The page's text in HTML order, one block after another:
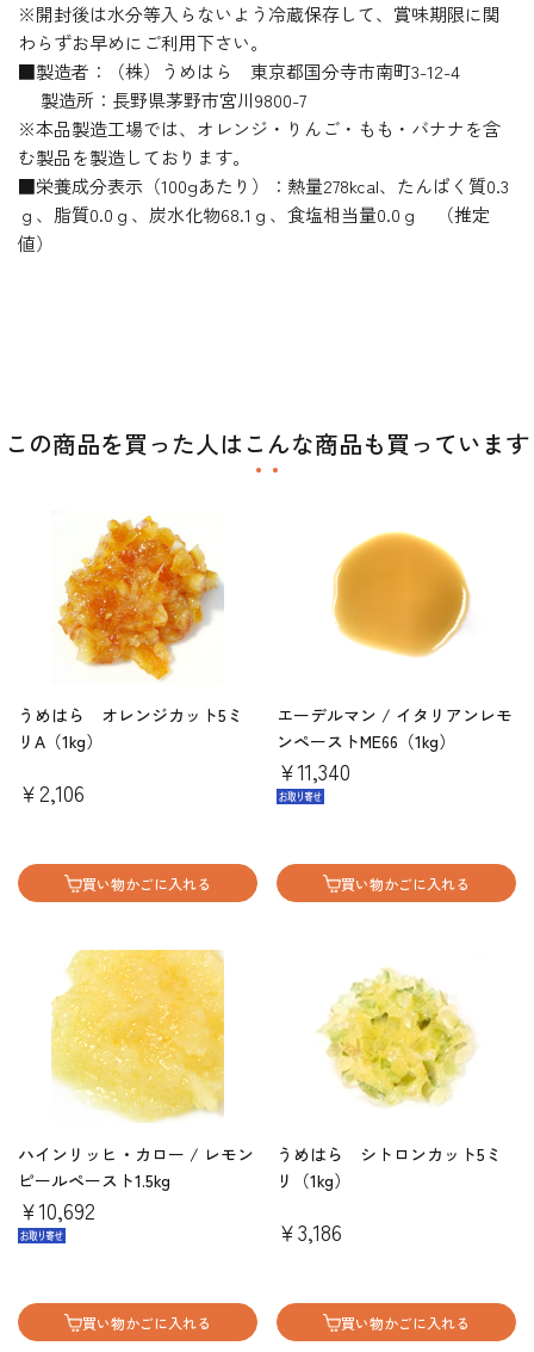
※開封後は水分等入らないよう冷蔵保存して、賞味期限に関
わらずお早めにご利用下さい。
■製造者：（株）うめはら 東京都国分寺市南町3-12-4
製造所：長野県茅野市宮川9800-7
※本品製造工場では、オレンジ・りんご・もも・バナナを含
む製品を製造しております。
■栄養成分表示（100gあたり）：熱量278kcal、たんぱく質0.3
ｇ、脂質0.0ｇ、炭水化物68.1ｇ、食塩相当量0.0ｇ （推定
値）
この商品を買った人はこんな商品も買っています
うめはら オレンジカット5ミ
リA（1kg）
￥2,106
買い物かごに入れる
エーデルマン / イタリアンレモ
ンペーストME66（1kg）
￥11,340
買い物かごに入れる
ハインリッヒ・カロー / レモン
ピールペースト1.5kg
￥10,692
買い物かごに入れる
うめはら シトロンカット5ミ
リ（1kg）
￥3,186
買い物かごに入れる